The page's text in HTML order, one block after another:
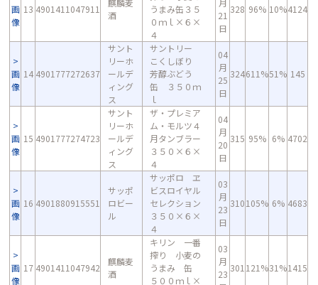
画
像
13 4901411047911
麒麟麦
酒
うまみ缶３５
０ｍｌ×６×
４
月
21
日
328 96% 10%4124
画
像
14 4901777272637
サント
リーホ
ールデ
ィング
ス
サントリー
こくしぼり
芳醇ぶどう
缶 ３５０ｍ
ｌ
04
月
25
日
324611%51% 145
画
像
15 4901777274723
サント
リーホ
ールデ
ィング
ス
ザ・プレミア
ム・モルツ４
月タンブラー
３５０×６×
４
04
月
20
日
315 95% 6% 4702
画
像
16 4901880915551
サッポ
ロビー
ル
サッポロ ヱ
ビスロイヤル
セレクション
３５０×６×
４
03
月
23
日
310105% 6% 4683
画
像
17 4901411047942
麒麟麦
酒
キリン 一番
搾り 小麦の
うまみ 缶
５００ｍｌ×
03
月
23
301 121%31%1415